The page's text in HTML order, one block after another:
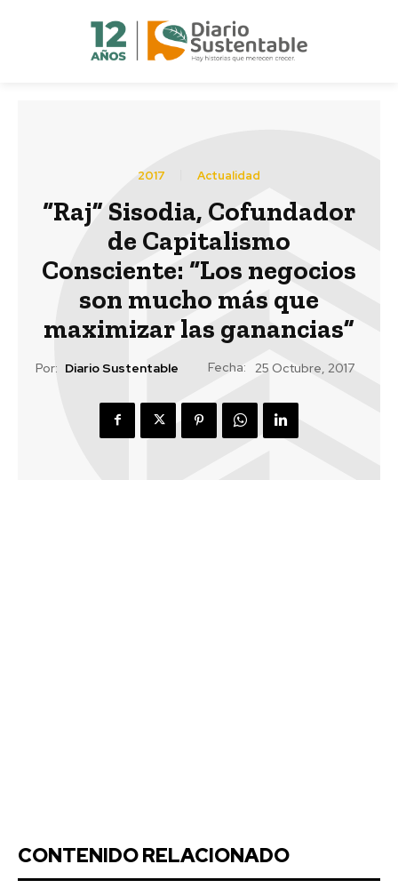
2017 Actualidad
“Raj” Sisodia, Cofundador
de Capitalismo
Consciente: “Los negocios
son mucho más que
maximizar las ganancias”
Por: Diario Sustentable Fecha: 25 Octubre, 2017
CONTENIDO RELACIONADO